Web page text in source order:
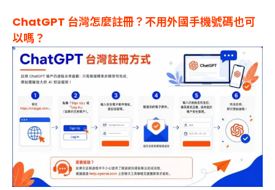
ChatGPT 台灣怎麼註冊？不用外國手機號碼也可
以嗎？